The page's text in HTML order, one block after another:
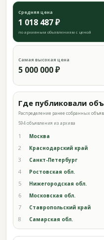
Средняя цена
1 018 487 ₽
по архивным объявлениям с ценой
Самая высокая цена
5 000 000 ₽
Где публиковали
Распределение ранее собранных
594 объявления из архива
1 Москва
2 Краснодарский край
3 Санкт-Петербург
4 Ростовская обл.
5 Нижегородская обл.
6 Московская обл.
7 Ставропольский край
8 Самарская обл.